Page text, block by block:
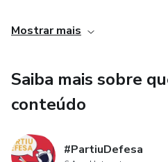
tenha sido desenvolvido com
aplicadas em diferentes áreas
guia útil para estudantes e
Mostrar mais
Saiba mais sobre
conteúdo
#PartiuDefesa